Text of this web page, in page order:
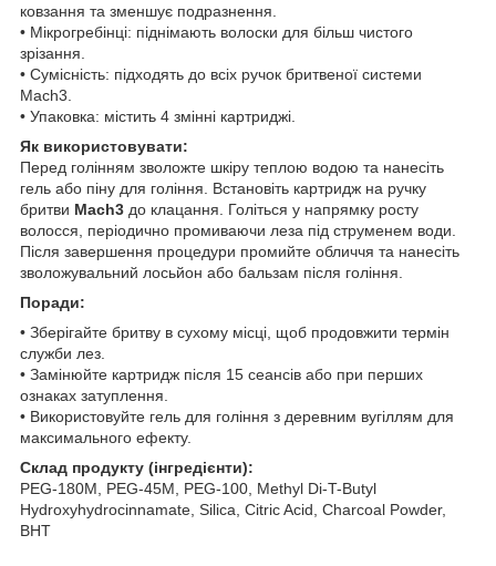
ковзання та зменшує подразнення.
• Мікрогребінці: піднімають волоски для більш чистого
зрізання.
• Сумісність: підходять до всіх ручок бритвеної системи
Mach3.
• Упаковка: містить 4 змінні картриджі.
Як використовувати:
Перед голінням зволожте шкіру теплою водою та нанесіть
гель або піну для гоління. Встановіть картридж на ручку
бритви Mach3 до клацання. Голіться у напрямку росту
волосся, періодично промиваючи леза під струменем води.
Після завершення процедури промийте обличчя та нанесіть
зволожувальний лосьйон або бальзам після гоління.
Поради:
• Зберігайте бритву в сухому місці, щоб продовжити термін
служби лез.
• Замінюйте картридж після 15 сеансів або при перших
ознаках затуплення.
• Використовуйте гель для гоління з деревним вугіллям для
максимального ефекту.
Склад продукту (інгредієнти):
PEG-180M, PEG-45M, PEG-100, Methyl Di-T-Butyl
Hydroxyhydrocinnamate, Silica, Citric Acid, Charcoal Powder,
BHT